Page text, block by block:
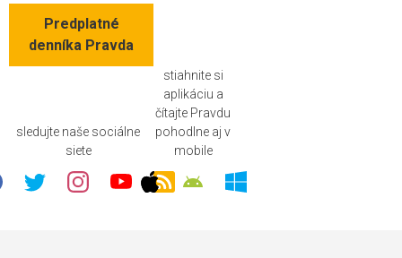
Predplatné
denníka Pravda
sledujte naše sociálne
siete
stiahnite si
aplikáciu a
čítajte Pravdu
pohodlne aj v
mobile